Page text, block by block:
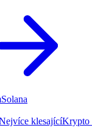
Solana
klesajícíKrypto